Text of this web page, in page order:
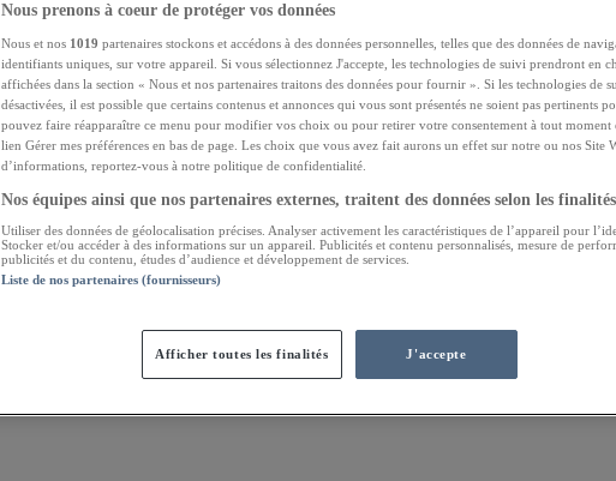
Nous prenons à coeur de protéger vos données
Nous et nos 1019 partenaires stockons et accédons à des données personnelles, telles que des données de
identifiants uniques, sur votre appareil. Si vous sélectionnez J'accepte, les technologies de suivi prendront en
affichées dans la section « Nous et nos partenaires traitons des données pour fournir ». Si les technologies de
désactivées, il est possible que certains contenus et annonces qui vous sont présentés ne soient pas pertinents
pouvez faire réapparaître ce menu pour modifier vos choix ou pour retirer votre consentement à tout moment
lien Gérer mes préférences en bas de page. Les choix que vous avez fait aurons un effet sur notre ou nos Site
d’informations, reportez-vous à notre politique de confidentialité.
Nos équipes ainsi que nos partenaires externes, traitent des données selon les
Utiliser des données de géolocalisation précises. Analyser activement les caractéristiques de l’appareil pour
Stocker et/ou accéder à des informations sur un appareil. Publicités et contenu personnalisés, mesure de
publicités et du contenu, études d’audience et développement de services.
Liste de nos partenaires (fournisseurs)
Afficher toutes les finalités J'accepte